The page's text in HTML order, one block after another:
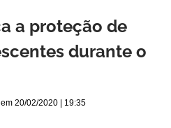
a proteção de
durante o
20/02/2020 | 19:35